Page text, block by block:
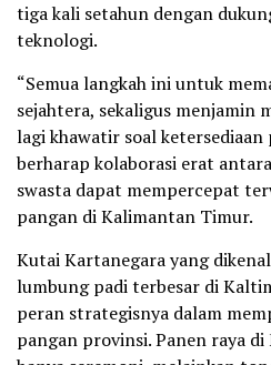
tiga kali setahun dengan
teknologi.
“Semua langkah ini untuk
sejahtera, sekaligus menjamin
lagi khawatir soal ketersediaan
berharap kolaborasi erat
swasta dapat mempercepat
pangan di Kalimantan Timur.
Kutai Kartanegara yang
lumbung padi terbesar di
peran strategisnya dalam
pangan provinsi. Panen raya